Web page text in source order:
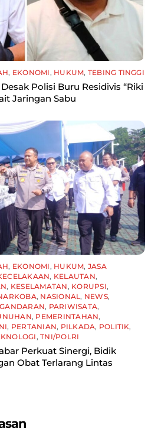
, EKONOMI , HUKUM, TEBING TINGGI
Polisi Buru Residivis “Riki
Jaringan Sabu
, EKONOMI, HUKUM, JASA
, KELAUTAN,
, KESELAMATAN, KORUPSI,
, NASIONAL, NEWS,
, PARIWISATA,
, PEMERINTAHAN,
, PERTANIAN, PILKADA, POLITIK,
,TNI/POLRI
Perkuat Sinergi, Bidik
Obat Terlarang Lintas